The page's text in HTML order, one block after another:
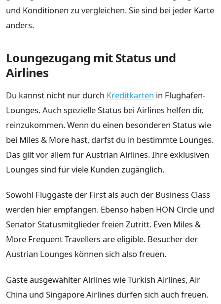
und Konditionen zu vergleichen. Sie sind bei jeder Karte
anders.
Loungezugang mit Status und
Airlines
Du kannst nicht nur durch Kreditkarten in Flughafen-
Lounges. Auch spezielle Status bei Airlines helfen dir,
reinzukommen. Wenn du einen besonderen Status wie
bei Miles & More hast, darfst du in bestimmte Lounges.
Das gilt vor allem für Austrian Airlines. Ihre exklusiven
Lounges sind für viele Kunden zugänglich.
Sowohl Fluggäste der First als auch der Business Class
werden hier empfangen. Ebenso haben HON Circle und
Senator Statusmitglieder freien Zutritt. Even Miles &
More Frequent Travellers are eligible. Besucher der
Austrian Lounges können sich also freuen.
Gäste ausgewählter Airlines wie Turkish Airlines, Air
China und Singapore Airlines dürfen sich auch freuen.